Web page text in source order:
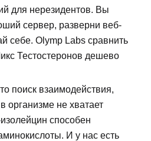
для нерезидентов. Вы
сервер, разверни веб-
себе. Olymp Labs сравнить
Тестостеронов дешево
поиск взаимодействия,
организме не хватает
способен
И у нас есть